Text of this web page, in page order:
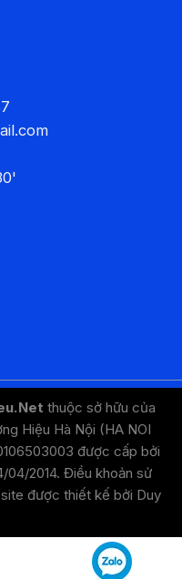
thuộc sở hữu của
Hiệu Hà Nội (HA NOI
được cấp bởi
04/2014. Điều khoản sử
được thiết kế bởi Duy